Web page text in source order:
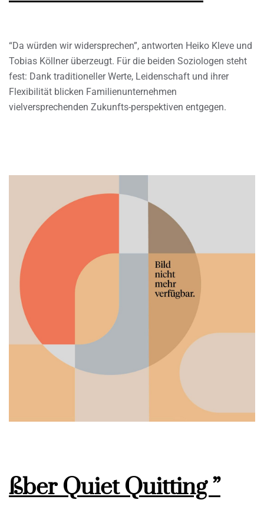
“Da würden wir widersprechen”, antworten Heiko Kleve und
Tobias Köllner überzeugt. Für die beiden Soziologen steht
fest: Dank traditioneller Werte, Leidenschaft und ihrer
Flexibilität blicken Familienunternehmen
vielversprechenden Zukunfts-perspektiven entgegen.
ßber Quiet Quitting ”